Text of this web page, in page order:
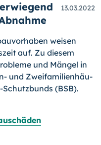
13.03.2022
weisen
auf. Zu diesem
und Mängel in
und Zwei­fa­mi­lien­häu­
(BSB).